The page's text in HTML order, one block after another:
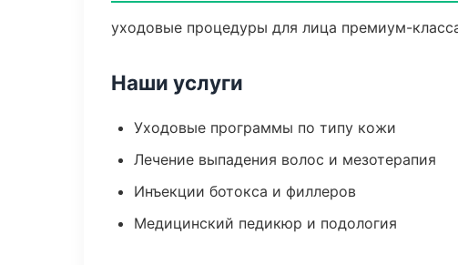
уходовые процедуры для лица премиум-
Наши услуги
Уходовые программы по типу кожи
Лечение выпадения волос и мезотерапия
Инъекции ботокса и филлеров
Медицинский педикюр и подология